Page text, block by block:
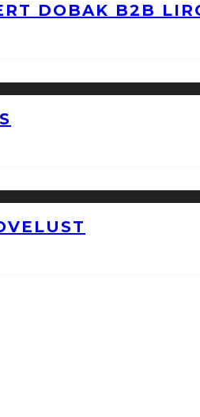
DOBAK B2B